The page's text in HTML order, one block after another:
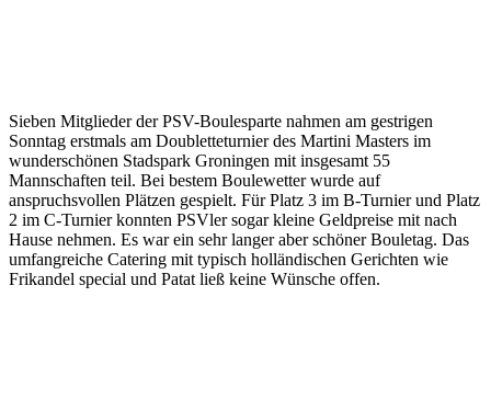
Sieben Mitglieder der PSV-Boulesparte nahmen am gestrigen
Sonntag erstmals am Doubletteturnier des Martini Masters im
wunderschönen Stadspark Groningen mit insgesamt 55
Mannschaften teil. Bei bestem Boulewetter wurde auf
anspruchsvollen Plätzen gespielt. Für Platz 3 im B-Turnier und Platz
2 im C-Turnier konnten PSVler sogar kleine Geldpreise mit nach
Hause nehmen. Es war ein sehr langer aber schöner Bouletag. Das
umfangreiche Catering mit typisch holländischen Gerichten wie
Frikandel special und Patat ließ keine Wünsche offen.